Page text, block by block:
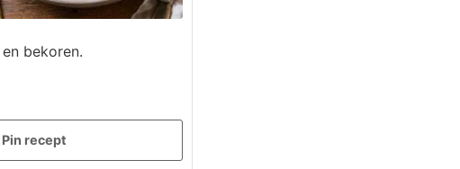
bekoren.
Pin recept